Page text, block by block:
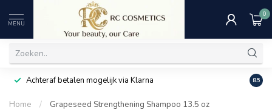
MENU
0
Achteraf betalen mogelijk via Klarna 8.5
Home / Grapeseed Strengthening Shampoo 13.5 oz